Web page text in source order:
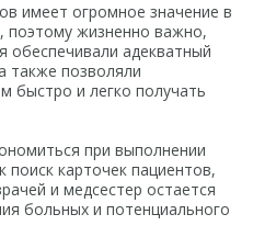
имеет огромное значение в
поэтому жизненно важно,
обеспечивали адекватный
также позволяли
быстро и легко получать
при выполнении
поиск карточек пациентов,
и медсестер остается
больных и потенциального